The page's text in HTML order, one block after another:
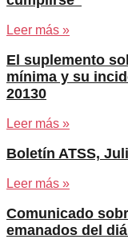
Leer más »
El suplemento
mínima y su
20130
Leer más »
Boletín ATSS,
Leer más »
Comunicado
emanados del